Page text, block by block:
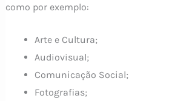
como por exemplo:
Arte e Cultura;
Audiovisual;
Comunicação Social;
Fotografias;